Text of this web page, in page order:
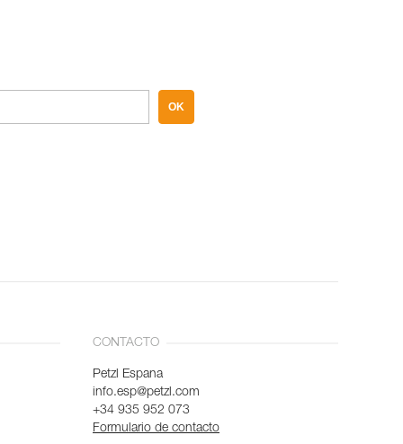
OK
CONTACTO
Petzl Espana
info.esp@petzl.com
+34 935 952 073
Formulario de contacto